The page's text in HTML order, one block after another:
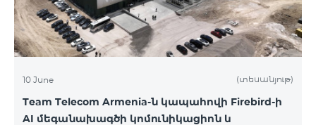
10 June (տեսանյութ)
Team Telecom Armenia-ն կապահովի Firebird-ի
AI մեգանախագծի կոմունիկացիոն և